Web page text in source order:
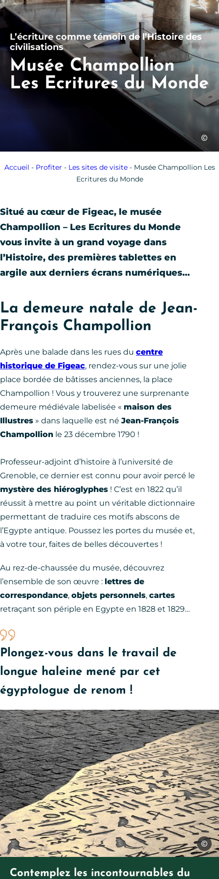
L’écriture comme témoin de l’Histoire des
civilisations
Musée Champollion
Les Ecritures du Monde
Accueil - Profiter - Les sites de visite- Musée Champollion Les
Ecritures du Monde
Situé au cœur de Figeac, le musée
Champollion – Les Ecritures du Monde
vous invite à un grand voyage dans
l’Histoire, des premières tablettes en
argile aux derniers écrans numériques…
La demeure natale de Jean-
François Champollion
Après une balade dans les rues du centre
historique de Figeac, rendez-vous sur une jolie
place bordée de bâtisses anciennes, la place
Champollion ! Vous y trouverez une surprenante
demeure médiévale labelisée « maison des
Illustres » dans laquelle est néJean-François
Champollion le 23 décembre 1790 !
Professeur-adjoint d’histoire à l’université de
Grenoble, ce dernier est connu pour avoir percé le
mystère des hiéroglyphes ! C’est en 1822 qu’il
réussit à mettre au point un véritable dictionnaire
permettant de traduire ces motifs abscons de
l’Egypte antique. Poussez les portes du musée et,
à votre tour, faites de belles découvertes !
Au rez-de-chaussée du musée, découvrez
l’ensemble de son œuvre : lettres de
correspondance, objets personnels, cartes
retraçant son périple en Egypte en 1828 et 1829…
Plongez-vous dans le travail de
longue haleine mené par cet
égyptologue de renom !
Patrice
Contemplez les incontournables du